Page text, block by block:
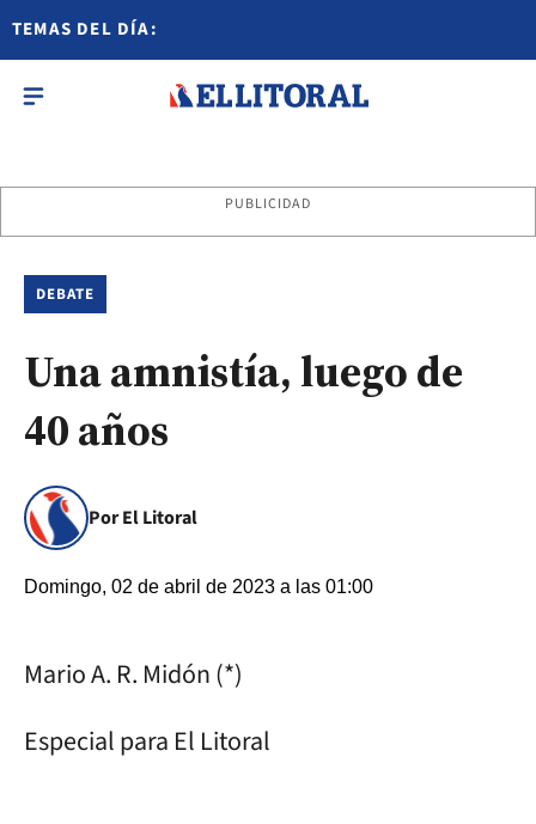
TEMAS DEL DÍA:
PUBLICIDAD
DEBATE
Una amnistía, luego de
40 años
Por El Litoral
Domingo, 02 de abril de 2023 a las 01:00
Mario A. R. Midón (*)
Especial para El Litoral